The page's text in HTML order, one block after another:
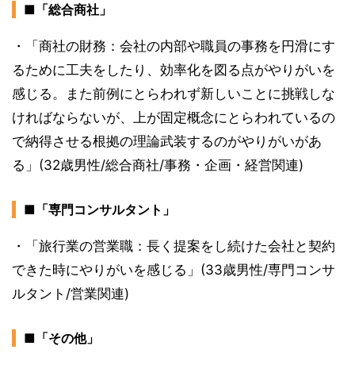
■「総合商社」
・「商社の財務：会社の内部や職員の事務を円滑にす
るために工夫をしたり、効率化を図る点がやりがいを
感じる。また前例にとらわれず新しいことに挑戦しな
ければならないが、上が固定概念にとらわれているの
で納得させる根拠の理論武装するのがやりがいがあ
る」(32歳男性/総合商社/事務・企画・経営関連)
■「専門コンサルタント」
・「旅行業の営業職：長く提案をし続けた会社と契約
できた時にやりがいを感じる」(33歳男性/専門コンサ
ルタント/営業関連)
■「その他」